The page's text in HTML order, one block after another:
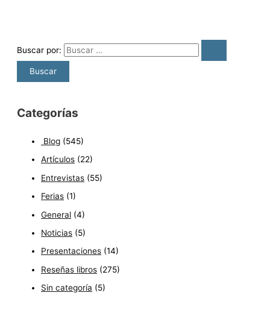
Buscar por:
Categorías
Blog (545)
Artículos (22)
Entrevistas (55)
Ferias (1)
General (4)
Noticias (5)
Presentaciones (14)
Reseñas libros (275)
Sin categoría (5)